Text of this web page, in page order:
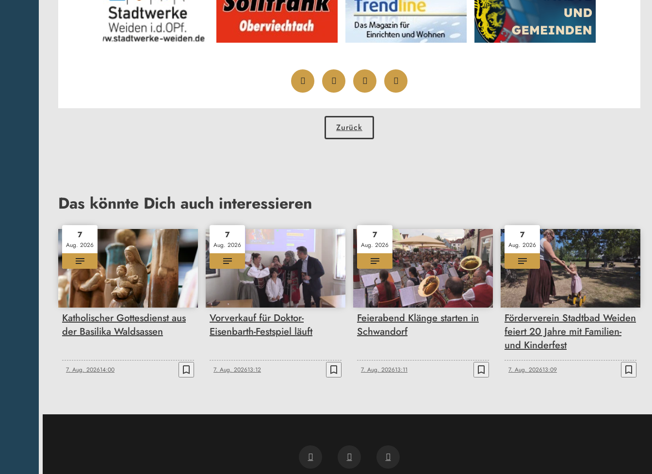
Zurück
Das könnte Dich auch interessieren
7
Aug. 2026
Katholischer Gottesdienst aus
der Basilika Waldsassen
7. Aug. 202614:00 bookmark_border
7
Aug. 2026
Vorverkauf für Doktor-
Eisenbarth-Festspiel läuft
7. Aug. 202613:12 bookmark_border
7
Aug. 2026
Feierabend Klänge starten in
Schwandorf
7. Aug. 202613:11 bookmark_border
7
Aug. 2026
Förderverein Stadtbad Weiden
feiert 20 Jahre mit Familien-
und Kinderfest
7. Aug. 202613:09 bookmark_border